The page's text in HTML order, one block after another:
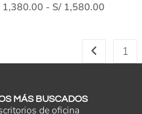
1,380.00 - S/1,580.00
1
MÁS BUSCADOS
de oficina